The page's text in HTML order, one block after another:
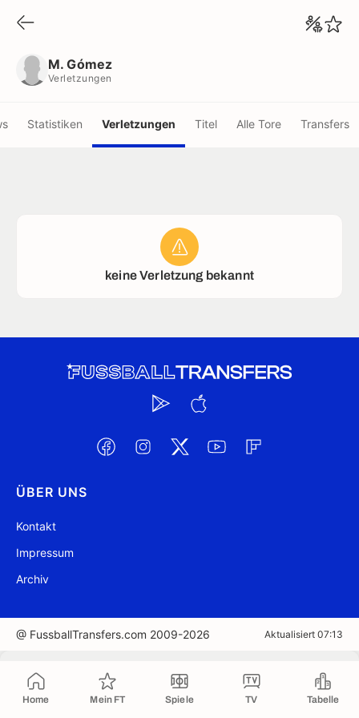
Home Mein FT Spiele TV Tabelle
M. Gómez
Verletzungen
Statistiken Verletzungen Titel Alle Tore Transfers
keine Verletzung bekannt
ÜBER UNS
Kontakt
Impressum
Archiv
@ FussballTransfers.com 2009-2026 Aktualisiert 07:13